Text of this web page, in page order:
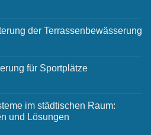
der Terrassenbewässerung
für Sportplätze
im städtischen Raum:
und Lösungen